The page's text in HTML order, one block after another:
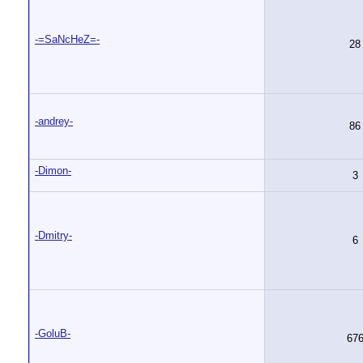
-=SaNcHeZ=- 28
-andrey- 86
-Dimon- 3
-Dmitry- 6
-GoluB- 676